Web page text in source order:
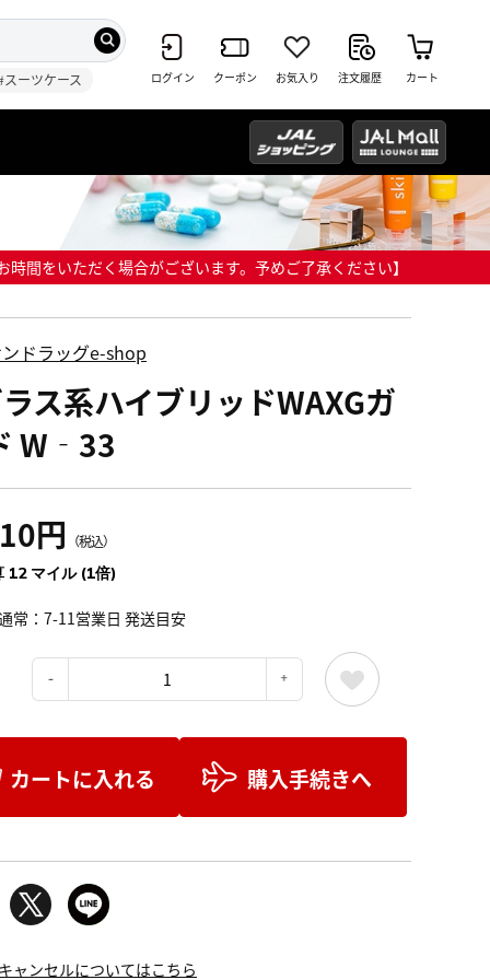
スーツケース ログイン クーポン お気入り 注文履歴 カート
間をいただく場合がございます。予めご了承ください】
ドラッグe-shop
ス系ハイブリッドWAXGガ
W‐33
円 （税込）
12 マイル (1倍)
常：7-11営業日 発送目安
カートに入れる 購入手続きへ
ャンセルについてはこちら